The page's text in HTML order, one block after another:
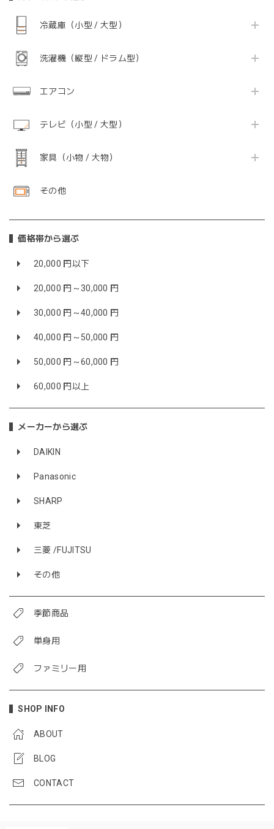
冷蔵庫（小型 / 大型）
洗濯機（縦型 / ドラム型）
エアコン
テレビ（小型 / 大型）
家具（小物 / 大物）
その他
価格帯から選ぶ
20,000 円以下
20,000 円～30,000 円
30,000 円～40,000 円
40,000 円～50,000 円
50,000 円～60,000 円
60,000 円以上
メーカーから選ぶ
DAIKIN
Panasonic
SHARP
東芝
三菱 /FUJITSU
その他
季節商品
単身用
ファミリー用
SHOP INFO
ABOUT
BLOG
CONTACT